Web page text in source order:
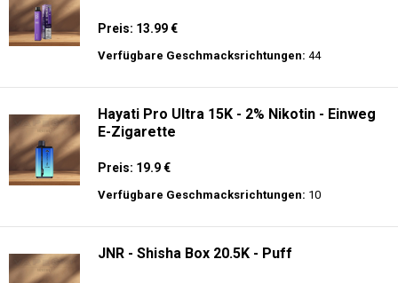
Preis: 13.99 €
Verfügbare Geschmacksrichtungen: 44
Hayati Pro Ultra 15K - 2% Nikotin - Einweg
E-Zigarette
Preis: 19.9 €
Verfügbare Geschmacksrichtungen: 10
JNR - Shisha Box 20.5K - Puff